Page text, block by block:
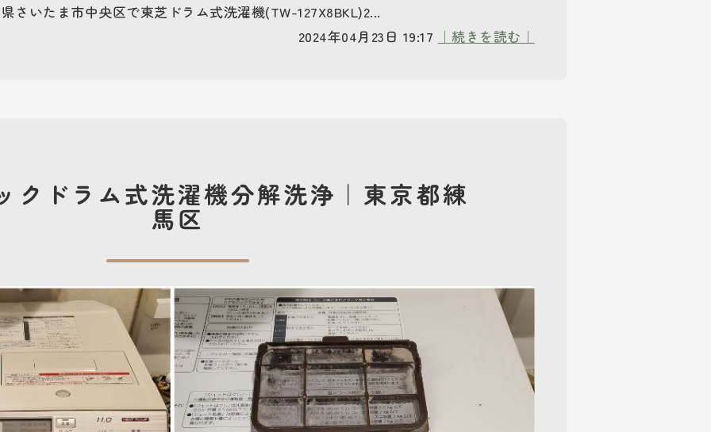
さいたま市中央区で東芝ドラム式洗濯機(TW-127X8BKL)2...
2024年04月23日 19:17 ｜続きを読む｜
クドラム式洗濯機分解洗浄｜東京都練
馬区